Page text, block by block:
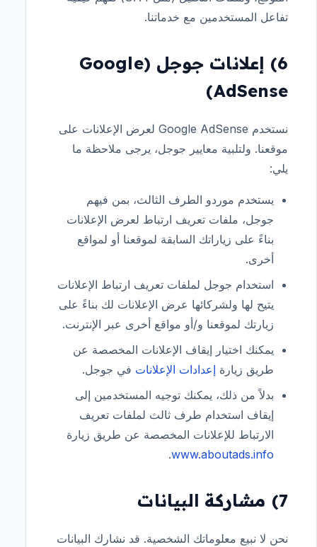
تفاعل المستخدمين مع خدماتنا.
6) إعلانات جوجل (Google
AdSense)
نستخدم Google AdSense لعرض الإعلانات على
موقعنا. ولتلبية معايير جوجل، يرجى ملاحظة ما
يلي:
يستخدم موردو الطرف الثالث، بمن فيهم
جوجل، ملفات تعريف ارتباط لعرض الإعلانات
بناءً على زياراتك السابقة لموقعنا أو لمواقع
أخرى.
استخدام جوجل لملفات تعريف ارتباط الإعلانات
يتيح لها ولشركائها عرض الإعلانات لك بناءً على
زيارتك لموقعنا و/أو مواقع أخرى عبر الإنترنت.
يمكنك اختيار إيقاف الإعلانات المخصصة عن
طريق زيارة إعدادات الإعلانات في جوجل.
بدلاً من ذلك، يمكنك توجيه المستخدمين إلى
إيقاف استخدام طرف ثالث لملفات تعريف
الارتباط للإعلانات المخصصة عن طريق زيارة
www.aboutads.info
.
7) مشاركة البيانات
نحن لا نبيع معلوماتك الشخصية. قد نشارك البيانات